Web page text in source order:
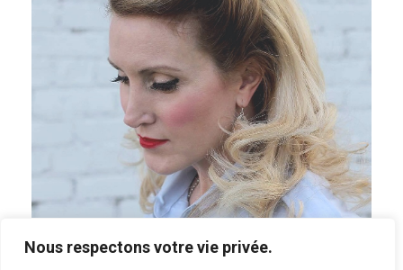
Nous respectons votre vie privée.